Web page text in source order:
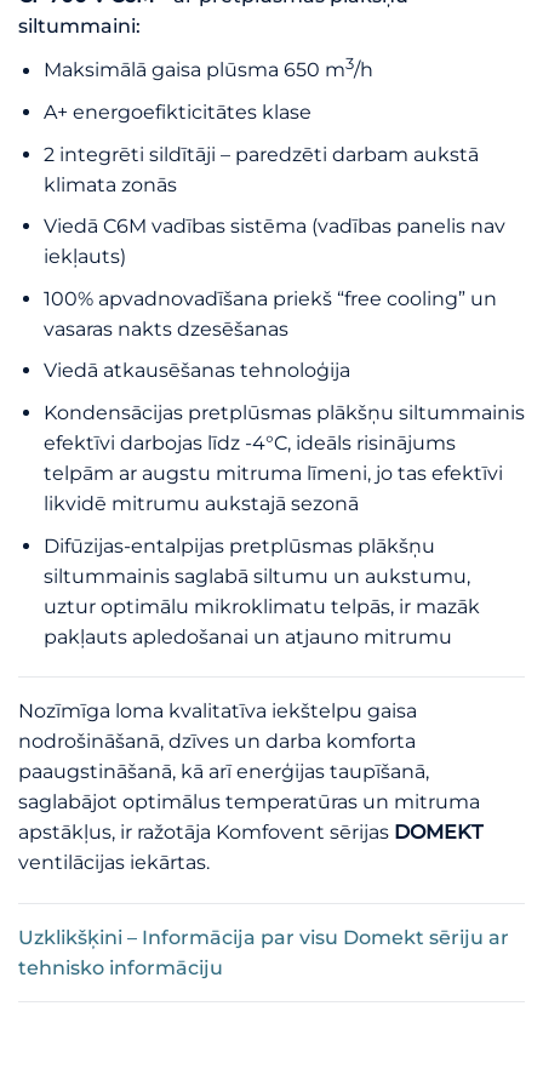
siltummaini:
Maksimālā gaisa plūsma 650 m3/h
A+ energoefikticitātes klase
2 integrēti sildītāji – paredzēti darbam aukstā
klimata zonās
Viedā C6M vadības sistēma (vadības panelis nav
iekļauts)
100% apvadnovadīšana priekš “free cooling” un
vasaras nakts dzesēšanas
Viedā atkausēšanas tehnoloģija
Kondensācijas pretplūsmas plākšņu siltummainis
efektīvi darbojas līdz -4°C, ideāls risinājums
telpām ar augstu mitruma līmeni, jo tas efektīvi
likvidē mitrumu aukstajā sezonā
Difūzijas-entalpijas pretplūsmas plākšņu
siltummainis saglabā siltumu un aukstumu,
uztur optimālu mikroklimatu telpās, ir mazāk
pakļauts apledošanai un atjauno mitrumu
Nozīmīga loma kvalitatīva iekštelpu gaisa
nodrošināšanā, dzīves un darba komforta
paaugstināšanā, kā arī enerģijas taupīšanā,
saglabājot optimālus temperatūras un mitruma
apstākļus, ir ražotāja Komfovent sērijas DOMEKT
ventilācijas iekārtas.
Uzklikšķini – Informācija par visu Domekt sēriju ar
tehnisko informāciju